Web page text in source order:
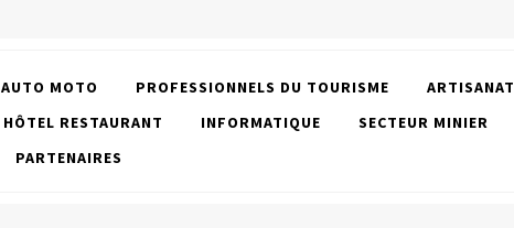
AUTO MOTO PROFESSIONNELS DU TOURISME ARTISANAT
HÔTEL RESTAURANT INFORMATIQUE SECTEUR MINIER
PARTENAIRES